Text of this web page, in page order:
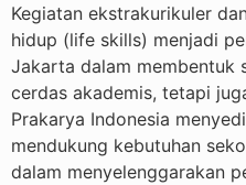
Kegiatan ekstrakurikuler
hidup (life skills) menjadi
Jakarta dalam membentuk
cerdas akademis, tetapi
Prakarya Indonesia
mendukung kebutuhan
dalam menyelenggarakan